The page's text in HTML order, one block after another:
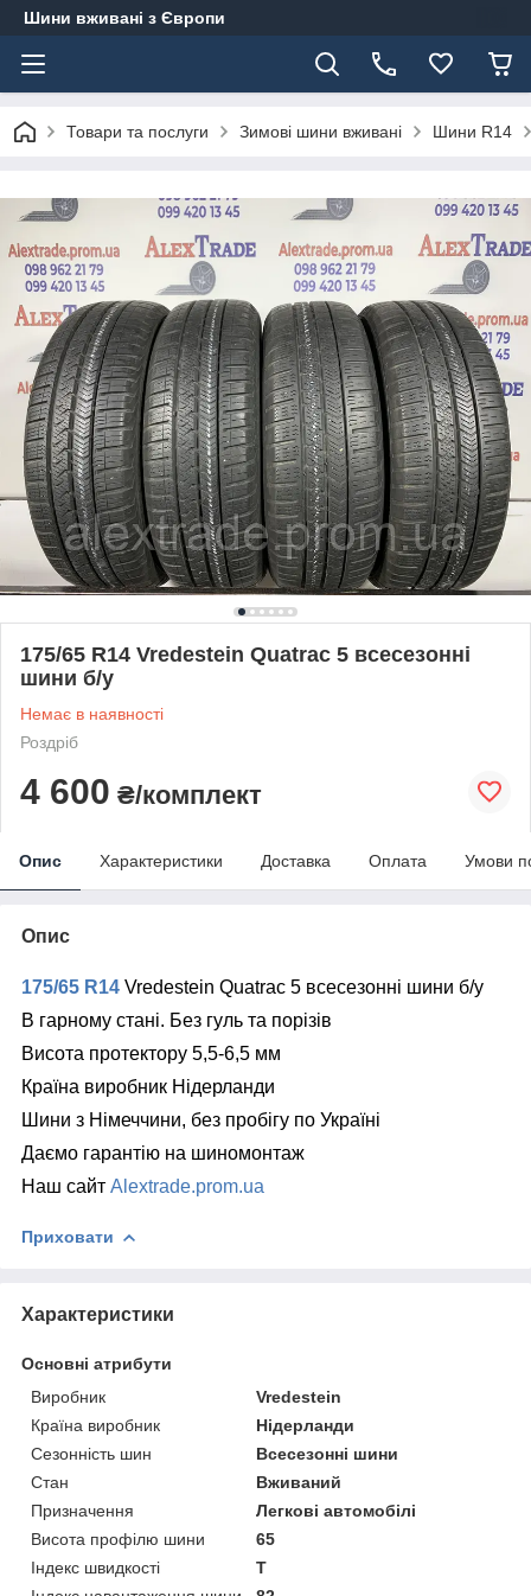
Шини вживані з Європи
Товари та послуги Зимові шини вживані Шини R14
175/65 R14 Vredestein Quatrac 5 всесезонні
шини б/у
Немає в наявності
Роздріб
4 600 ₴/комплект
Опис Характеристики Доставка Оплата Умови
Опис
175/65 R14 Vredestein Quatrac 5 всесезонні шини б/у
В гарному стані. Без гуль та порізів
Висота протектору 5,5-6,5 мм
Країна виробник Нідерланди
Шини з Німеччини, без пробігу по Україні
Даємо гарантію на шиномонтаж
Наш сайт Alextrade.prom.ua
Приховати
Характеристики
Основні атрибути
Виробник
Vredestein
Країна виробник
Нідерланди
Сезонність шин
Всесезонні шини
Стан
Вживаний
Призначення
Легкові автомобілі
Висота профілю шини
65
Індекс швидкості
T